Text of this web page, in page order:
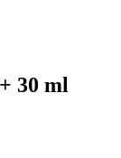
30 ml